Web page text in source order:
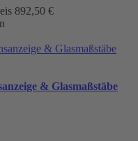
892,50 €
& Glasmaßstäbe